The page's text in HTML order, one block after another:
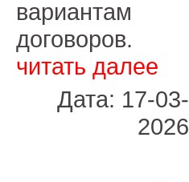
вариантам
договоров.
читать далее
Дата: 17-03-
2026